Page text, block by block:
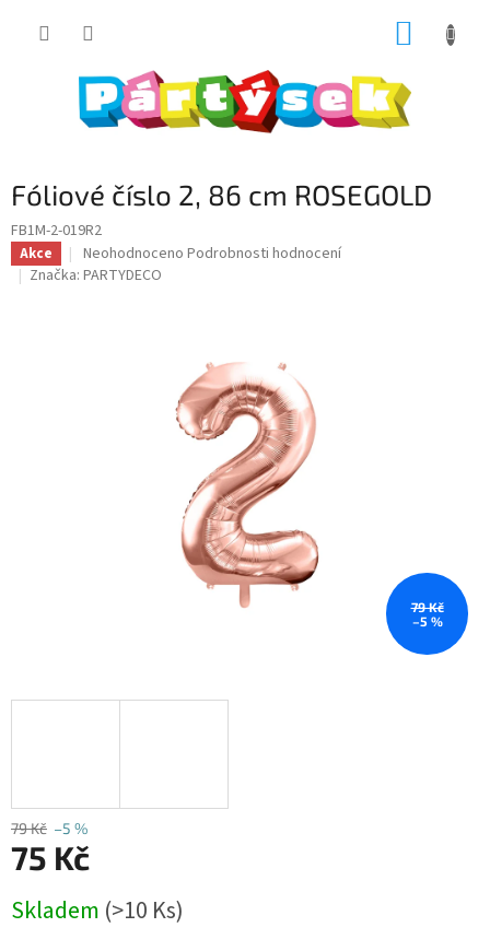
Fóliové číslo 2, 86 cm ROSEGOLD
FB1M-2-019R2
Akce
Průměrné
hodnocení
Neohodnoceno Podrobnosti hodnocení
Značka: PARTYDECO
79 Kč
–5 %
79 Kč –5 %
75 Kč
cena:
Skladem (>10 Ks)